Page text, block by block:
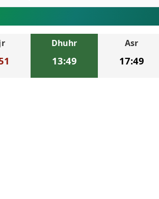
Dhuhr
13:49
Asr
17:49